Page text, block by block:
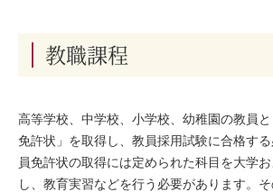
教職課程
高等学校、中学校、小学校、幼稚園の教員
免許状」を取得し、教員採用試験に合格す
員免許状の取得には定められた科目を大学
し、教育実習などを行う必要があります。